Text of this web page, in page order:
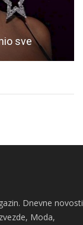
sve
Dnevne novosti
Moda,